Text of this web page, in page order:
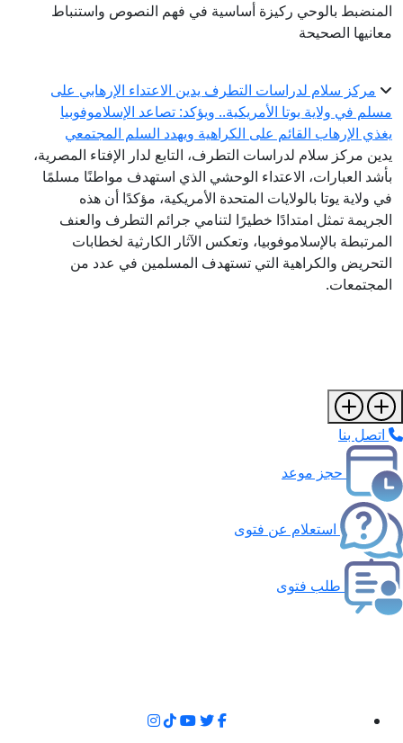
المنضبط بالوحي ركيزة أساسية في فهم النصوص واستنباط
معانيها الصحيحة
مركز سلام لدراسات التطرف يدين الاعتداء الإرهابي على
مسلم في ولاية يوتا الأمريكية.. ويؤكد: تصاعد الإسلاموفوبيا
يغذي الإرهاب القائم على الكراهية ويهدد السلم المجتمعي
يدين مركز سلام لدراسات التطرف، التابع لدار الإفتاء المصرية،
بأشد العبارات، الاعتداء الوحشي الذي استهدف مواطنًا مسلمًا
في ولاية يوتا بالولايات المتحدة الأمريكية، مؤكدًا أن هذه
الجريمة تمثل امتدادًا خطيرًا لتنامي جرائم التطرف والعنف
المرتبطة بالإسلاموفوبيا، وتعكس الآثار الكارثية لخطابات
التحريض والكراهية التي تستهدف المسلمين في عدد من
المجتمعات.
اتصل بنا
حجز موعد
استعلام عن فتوى
طلب فتوى